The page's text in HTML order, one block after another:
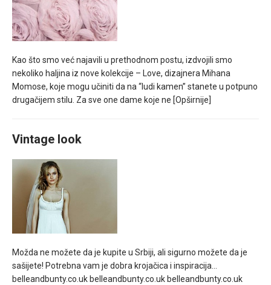
Kao što smo već najavili u prethodnom postu, izdvojili smo
nekoliko haljina iz nove kolekcije – Love, dizajnera Mihana
Momose, koje mogu učiniti da na “ludi kamen” stanete u potpuno
drugačijem stilu. Za sve one dame koje ne [Opširnije]
Vintage look
Možda ne možete da je kupite u Srbiji, ali sigurno možete da je
sašijete! Potrebna vam je dobra krojačica i inspiracija…
belleandbunty.co.uk belleandbunty.co.uk belleandbunty.co.uk